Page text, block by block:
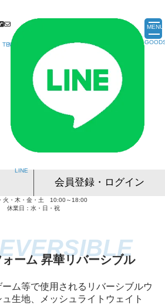
MENU
ム
会員登録・ログイン
火・木・金・土 10:00～18:00
休業日：水・日・祝
ーム 昇華リバーシブル
ム等で使用されるリバーシブルウ
生地、メッシュライトウェイト